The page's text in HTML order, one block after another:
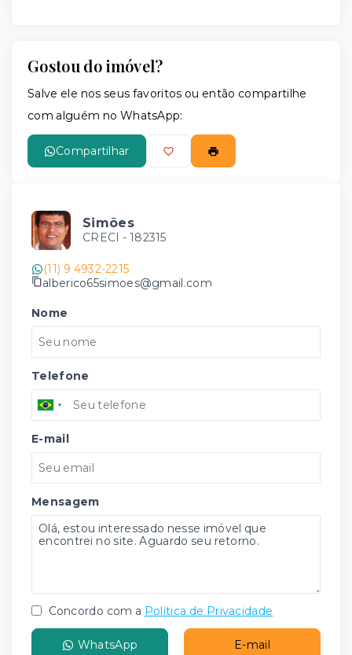
Gostou do imóvel?
Salve ele nos seus favoritos ou então compartilhe
com alguém no WhatsApp:
Compartilhar
Simões
CRECI - 182315
(11) 9 4932-2215
alberico65simoes@gmail.com
Nome
Telefone
E-mail
Mensagem
Concordo com a Política de Privacidade
WhatsApp E-mail